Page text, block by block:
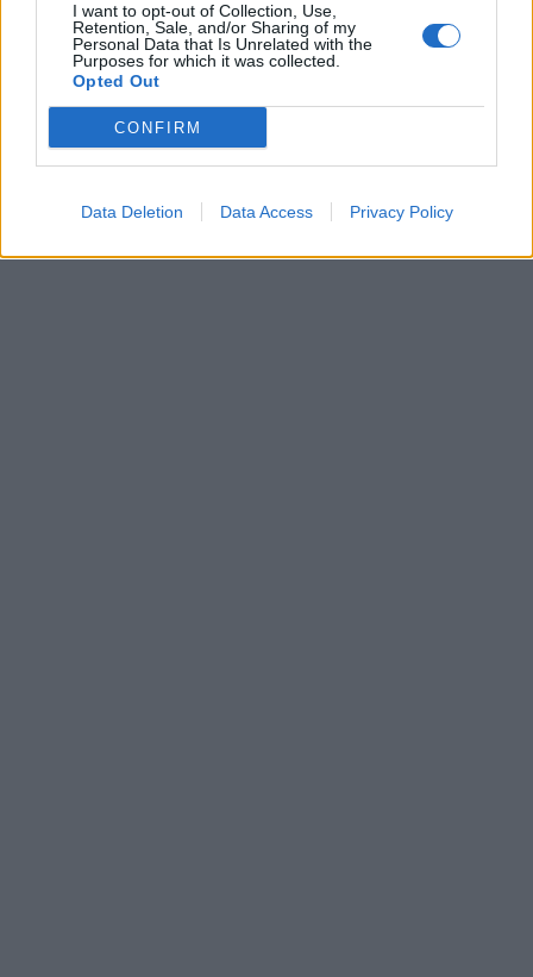
I want to opt-out of Collection, Use,
Retention, Sale, and/or Sharing of my
Personal Data that Is Unrelated with the
Purposes for which it was collected.
Opted Out
CONFIRM
Data Deletion Data Access Privacy Policy